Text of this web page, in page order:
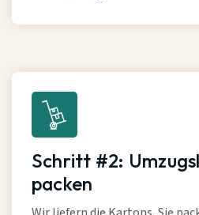
Schritt #2:
packen